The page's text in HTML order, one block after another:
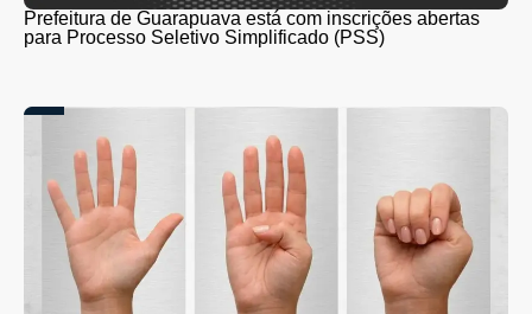
Prefeitura de Guarapuava está com inscrições abertas
para Processo Seletivo Simplificado (PSS)